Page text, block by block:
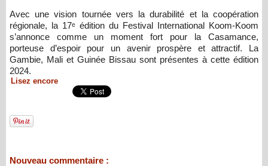
Avec une vision tournée vers la durabilité et la coopération
régionale, la 17ᵉ édition du Festival International Koom-Koom
s’annonce comme un moment fort pour la Casamance,
porteuse d’espoir pour un avenir prospère et attractif. La
Gambie, Mali et Guinée Bissau sont présentes à cette édition
2024.
Lisez encore
Nouveau commentaire :